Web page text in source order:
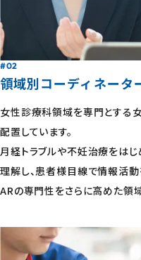
#02
領域別コーディネータ
女性診療科領域を専門とする女
配置しています。
月経トラブルや不妊治療をは
理解し、患者様目線で情報活動
ARの専門性をさらに高めた領